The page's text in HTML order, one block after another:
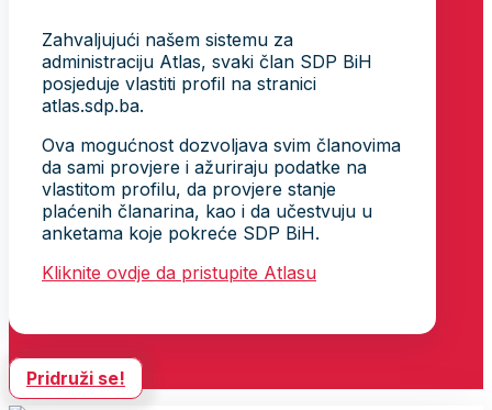
Zahvaljujući našem sistemu za
administraciju Atlas, svaki član SDP BiH
posjeduje vlastiti profil na stranici
atlas.sdp.ba.
Ova mogućnost dozvoljava svim članovima
da sami provjere i ažuriraju podatke na
vlastitom profilu, da provjere stanje
plaćenih članarina, kao i da učestvuju u
anketama koje pokreće SDP BiH.
Kliknite ovdje da pristupite Atlasu
Pridruži se!